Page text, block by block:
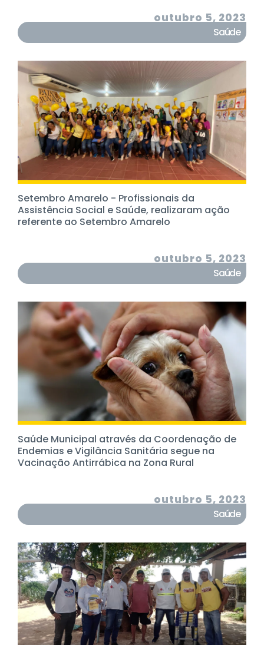
Saúde
outubro 5, 2023
Setembro Amarelo - Profissionais da
Assistência Social e Saúde, realizaram ação
referente ao Setembro Amarelo
Saúde
outubro 5, 2023
Saúde Municipal através da Coordenação de
Endemias e Vigilância Sanitária segue na
Vacinação Antirrábica na Zona Rural
Saúde
outubro 5, 2023